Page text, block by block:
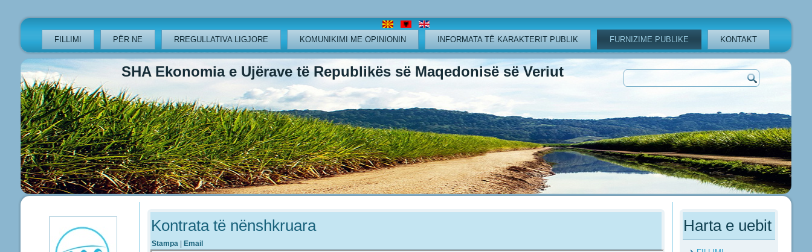
FILLIMI PËR NE RREGULLATIVA LIGJORE KOMUNIKIMI ME OPINIONIN INFORMATA TË KARAKTERIT PUBLIK FURNIZIME PUBLIKE KONTAKT
SHA Ekonomia e Ujërave të Republikës së Maqedonisë së Veriut
Kontrata të nënshkruara
Stampa Email
Harta e uebit